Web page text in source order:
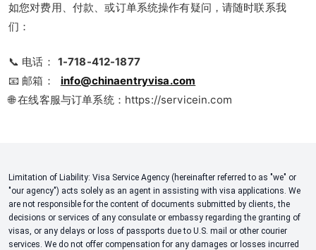
如您对费用、付款、或订单系统操作有疑问，请随时联系我
们：
📞 电话： 1-718-412-1877
📧 邮箱：
info@chinaentryvisa.com
🌐 在线客服与订单系统：https://servicein.com
Limitation of Liability: Visa Service Agency (hereinafter referred to as "we" or
"our agency") acts solely as an agent in assisting with visa applications. We
are not responsible for the content of documents submitted by clients, the
decisions or services of any consulate or embassy regarding the granting of
visas, or any delays or loss of passports due to U.S. mail or other courier
services. We do not offer compensation for any damages or losses incurred